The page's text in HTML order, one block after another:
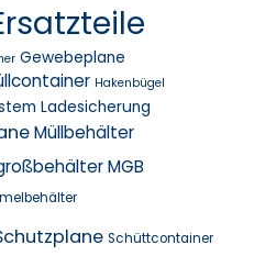
Gewebeplane
Hakenbügel
Ladesicherung
Müllbehälter
MGB
Schüttcontainer